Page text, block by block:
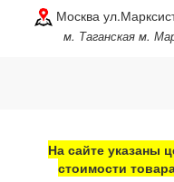
Москва
м. Таганская м.
На сайте указаны
стоимости